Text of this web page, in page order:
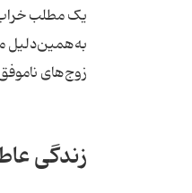
یک مطلب
به‌همین‌دلیل
زوج‌های
زندگی